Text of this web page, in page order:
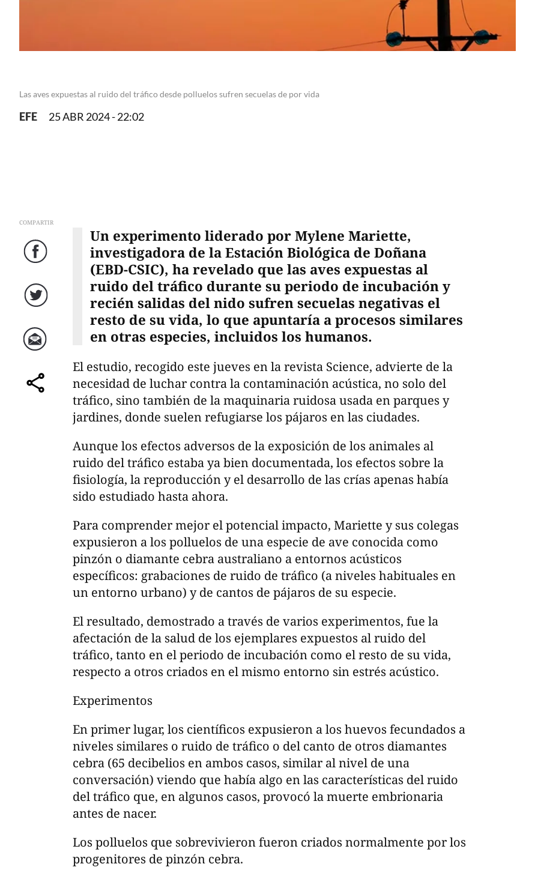
Las aves expuestas al ruido del tráfico desde polluelos sufren secuelas de por vida
EFE 25 ABR 2024 - 22:02
COMPARTIR
Facebook
Twitter
Correo
comparte
Un experimento liderado por Mylene Mariette,
investigadora de la Estación Biológica de Doñana
(EBD-CSIC), ha revelado que las aves expuestas al
ruido del tráfico durante su periodo de incubación y
recién salidas del nido sufren secuelas negativas el
resto de su vida, lo que apuntaría a procesos similares
en otras especies, incluidos los humanos.
El estudio, recogido este jueves en la revista Science, advierte de la
necesidad de luchar contra la contaminación acústica, no solo del
tráfico, sino también de la maquinaria ruidosa usada en parques y
jardines, donde suelen refugiarse los pájaros en las ciudades.
Aunque los efectos adversos de la exposición de los animales al
ruido del tráfico estaba ya bien documentada, los efectos sobre la
fisiología, la reproducción y el desarrollo de las crías apenas había
sido estudiado hasta ahora.
Para comprender mejor el potencial impacto, Mariette y sus colegas
expusieron a los polluelos de una especie de ave conocida como
pinzón o diamante cebra australiano a entornos acústicos
específicos: grabaciones de ruido de tráfico (a niveles habituales en
un entorno urbano) y de cantos de pájaros de su especie.
El resultado, demostrado a través de varios experimentos, fue la
afectación de la salud de los ejemplares expuestos al ruido del
tráfico, tanto en el periodo de incubación como el resto de su vida,
respecto a otros criados en el mismo entorno sin estrés acústico.
Experimentos
En primer lugar, los científicos expusieron a los huevos fecundados a
niveles similares o ruido de tráfico o del canto de otros diamantes
cebra (65 decibelios en ambos casos, similar al nivel de una
conversación) viendo que había algo en las características del ruido
del tráfico que, en algunos casos, provocó la muerte embrionaria
antes de nacer.
Los polluelos que sobrevivieron fueron criados normalmente por los
progenitores de pinzón cebra.